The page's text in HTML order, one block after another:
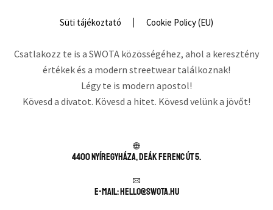
Süti tájékoztató Cookie Policy (EU)
Csatlakozz te is a SWOTA közösségéhez, ahol a keresztény
értékek és a modern streetwear találkoznak!
Légy te is modern apostol!
Kövesd a divatot. Kövesd a hitet. Kövesd velünk a jövőt!
4400 Nyíregyháza, Deák Ferenc út 5.
E-mail: hello@swota.hu